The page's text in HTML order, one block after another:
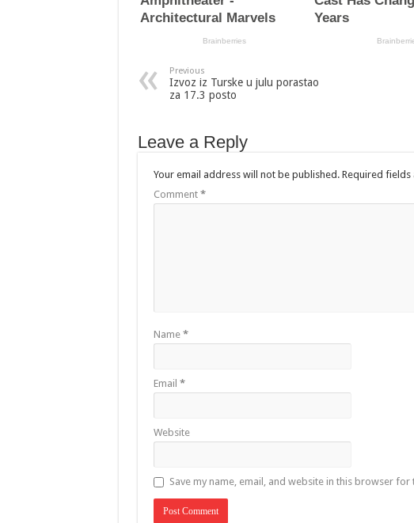
Previous
Izvoz iz Turske u julu porastao
za 17.3 posto
Leave a Reply
Your email address will not be published. Required fields
Comment *
Name *
Email *
Website
Save my name, email, and website in this browser